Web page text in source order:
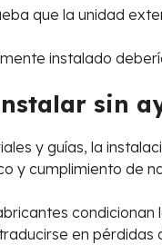
que la unidad
instalado
sin
y guías, la
y cumplimiento de
en pérdidas